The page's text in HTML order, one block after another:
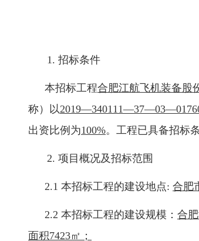
1. 招标条件
本招标工程合肥江航飞机装备股
称）以2019
出资比例为100%。工程已具备招标
2. 项目概况及招标范围
2.1 本招标工程的建设地点: 合肥
2.2 本招标工程的建设规模： 合
面积7423㎡；